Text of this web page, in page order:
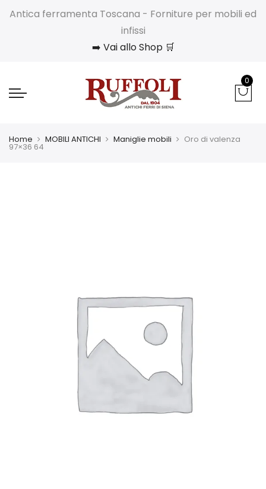
Antica ferramenta Toscana - Forniture per mobili ed
infissi
➡️ Vai allo Shop 🛒
0
Home MOBILI ANTICHI Maniglie mobili Oro di valenza
97×36 64